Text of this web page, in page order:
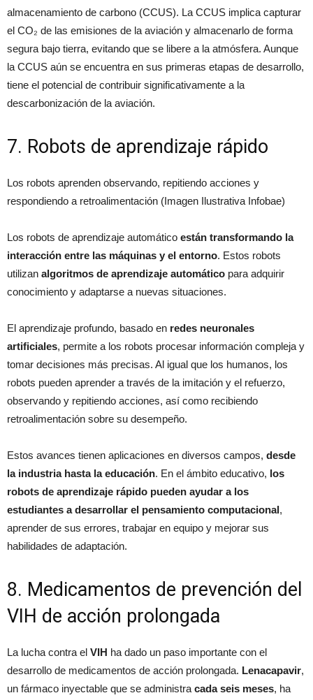
almacenamiento de carbono (CCUS). La CCUS implica capturar
el CO₂ de las emisiones de la aviación y almacenarlo de forma
segura bajo tierra, evitando que se libere a la atmósfera. Aunque
la CCUS aún se encuentra en sus primeras etapas de desarrollo,
tiene el potencial de contribuir significativamente a la
descarbonización de la aviación.
7. Robots de aprendizaje rápido
Los robots aprenden observando, repitiendo acciones y
respondiendo a retroalimentación (Imagen Ilustrativa Infobae)
Los robots de aprendizaje automático están transformando la
interacción entre las máquinas y el entorno. Estos robots
utilizan algoritmos de aprendizaje automático para adquirir
conocimiento y adaptarse a nuevas situaciones.
El aprendizaje profundo, basado en redes neuronales
artificiales, permite a los robots procesar información compleja y
tomar decisiones más precisas. Al igual que los humanos, los
robots pueden aprender a través de la imitación y el refuerzo,
observando y repitiendo acciones, así como recibiendo
retroalimentación sobre su desempeño.
Estos avances tienen aplicaciones en diversos campos, desde
la industria hasta la educación. En el ámbito educativo, los
robots de aprendizaje rápido pueden ayudar a los
estudiantes a desarrollar el pensamiento computacional,
aprender de sus errores, trabajar en equipo y mejorar sus
habilidades de adaptación.
8. Medicamentos de prevención del
VIH de acción prolongada
La lucha contra el VIH ha dado un paso importante con el
desarrollo de medicamentos de acción prolongada. Lenacapavir,
un fármaco inyectable que se administra cada seis meses, ha